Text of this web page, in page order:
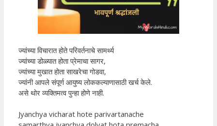
ज्यांच्या विचारात होते परिवर्तनाचे सामर्थ्य
ज्यांच्या डोळ्यात होता प्रेमाचा सागर,
ज्यांच्या मुखात होता साखरेचा गोडवा,
ज्यांनी आपले संपूर्ण आयुष्य लोककल्याणासाठी खर्च केले.
असे थोर व्यक्तिमत्व पुन्हा होणे नाही.
Jyanchya vicharat hote parivartanache